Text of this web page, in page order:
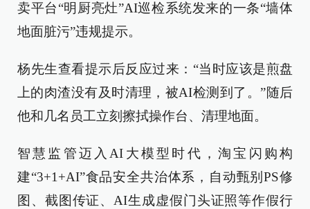
卖平台“明厨亮灶”AI巡检系统发来的一条“墙体
地面脏污”违规提示。
杨先生查看提示后反应过来：“当时应该是煎盘
上的肉渣没有及时清理，被AI检测到了。”随后
他和几名员工立刻擦拭操作台、清理地面。
智慧监管迈入AI大模型时代，淘宝闪购构
建“3+1+AI”食品安全共治体系，自动甄别PS修
图、截图传证、AI生成虚假门头证照等作假行